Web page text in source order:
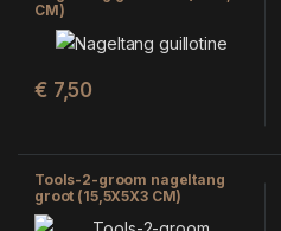
CM)
€ 7,50
Tools-2-groom nageltang
groot (15,5X5X3 CM)